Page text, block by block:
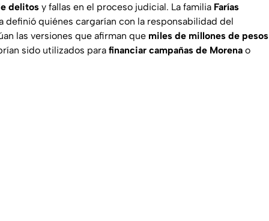
delitos y fallas en el proceso judicial. La familia Farías
definió quiénes cargarían con la responsabilidad del
las versiones que afirman que miles de millones de pesos
sido utilizados para financiar campañas de Morena o